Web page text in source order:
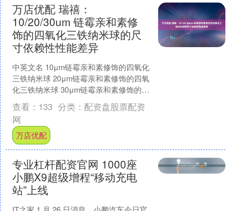
万店优配 瑞禧：
10/20/30um 链霉亲和素修
饰的四氧化三铁纳米球的尺
寸依赖性性能差异
中英文名 10μm链霉亲和素修饰的四氧化
三铁纳米球 20μm链霉亲和素修饰的四氧
化三铁纳米球 30μm链霉亲和素修饰的四
氧化三铁纳米球 英文名：10/20/30....
查看： 133 分类： 配资盘股票配资
网
万店优配
专业杠杆配资官网 1000座
小鹏X9超级增程“移动充电
站”上线